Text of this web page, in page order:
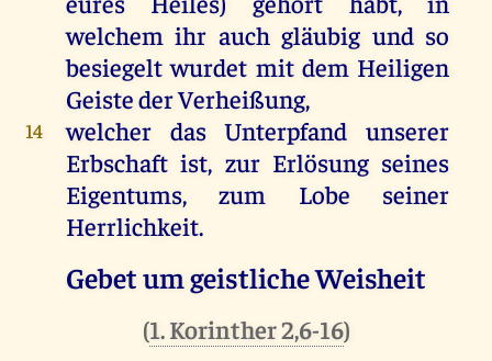
welchem ihr auch gläubig und so
besiegelt wurdet mit dem Heiligen
Geiste der Verheißung,
14
welcher das Unterpfand unserer
Erbschaft ist, zur Erlösung seines
Eigentums, zum Lobe seiner
Herrlichkeit.
Gebet um geistliche Weisheit
(1. Korinther 2,6-16)